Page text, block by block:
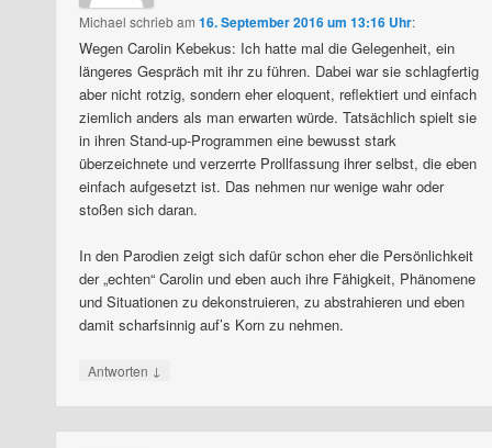
Michael schriebam16. September 2016 um 13:16 Uhr:
Wegen Carolin Kebekus: Ich hatte mal die Gelegenheit, ein
längeres Gespräch mit ihr zu führen. Dabei war sie schlagfertig
aber nicht rotzig, sondern eher eloquent, reflektiert und einfach
ziemlich anders als man erwarten würde. Tatsächlich spielt sie
in ihren Stand-up-Programmen eine bewusst stark
überzeichnete und verzerrte Prollfassung ihrer selbst, die eben
einfach aufgesetzt ist. Das nehmen nur wenige wahr oder
stoßen sich daran.
In den Parodien zeigt sich dafür schon eher die Persönlichkeit
der „echten“ Carolin und eben auch ihre Fähigkeit, Phänomene
und Situationen zu dekonstruieren, zu abstrahieren und eben
damit scharfsinnig auf’s Korn zu nehmen.
Antworten ↓